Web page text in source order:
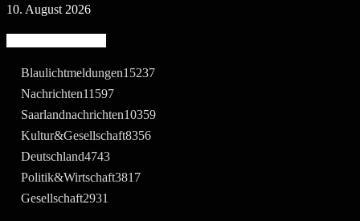
10. August 2026
Blaulichtmeldungen15237
Nachrichten11597
Saarlandnachrichten10359
Kultur&Gesellschaft8356
Deutschland4743
Politik&Wirtschaft3817
Gesellschaft2931